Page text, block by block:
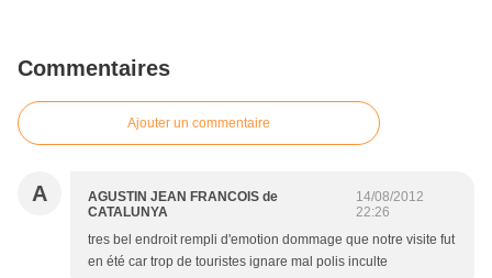
Commentaires
Ajouter un commentaire
A
AGUSTIN JEAN FRANCOIS de
CATALUNYA
14/08/2012
22:26
tres bel endroit rempli d'emotion dommage que notre visite fut
en été car trop de touristes ignare mal polis inculte